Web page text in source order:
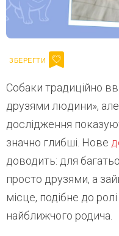
Собаки традиційно
друзями людини», але
дослідження
значно глибші. Нове
доводить: для
просто друзями, а
місце, подібне до
найближчого родича.